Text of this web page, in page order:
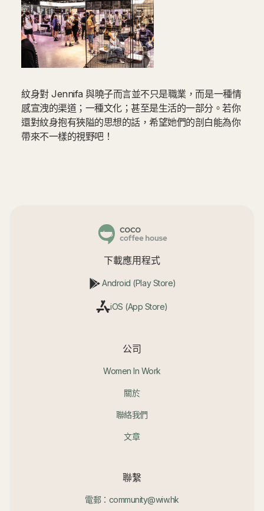
紋身對 Jennifa 與曉子而言並不只是職業，而是一種情
感宣洩的渠道；一種文化；甚至是生活的一部分。若你
還對紋身抱有狹隘的思想的話，希望她們的剖白能為你
帶來不一樣的視野吧！
下載應用程式
Android (Play Store)
iOS (App Store)
公司
Women In Work
關於
聯絡我們
文章
聯繫
電郵：community@wiw.hk